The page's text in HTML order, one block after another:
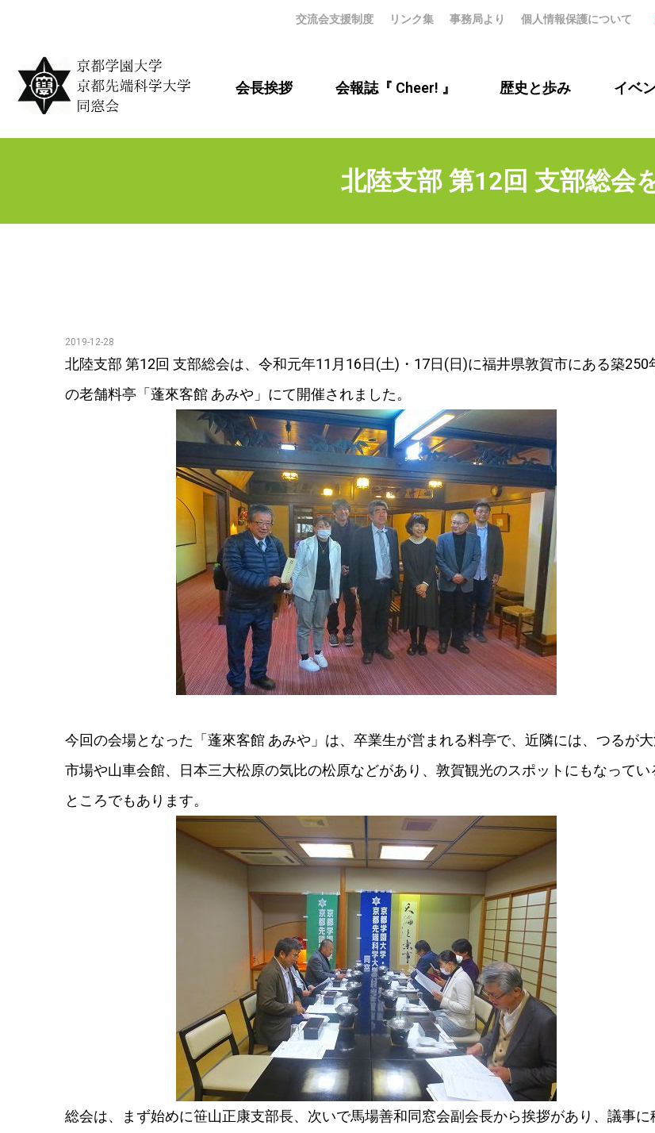
交流会支援制度 リンク集 事務局より 個人情報保護について
会長挨拶 会報誌『 Cheer! 』 歴史と歩み イベ
北陸支部 第12回 支部総会
2019-12-28
北陸支部 第12回 支部総会は、令和元年11月16日(土)・17日(日)に福井県敦賀市にある築250
の老舗料亭「蓬來客館 あみや」にて開催されました。
今回の会場となった「蓬來客館 あみや」は、卒業生が営まれる料亭で、近隣には、つるが
市場や山車会館、日本三大松原の気比の松原などがあり、敦賀観光のスポットにもなってい
ところでもあります。
総会は、まず始めに笹山正康支部長、次いで馬場善和同窓会副会長から挨拶があり、議事に